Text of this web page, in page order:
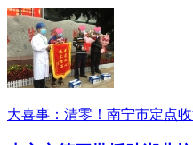
大喜事：清零！南宁市定点